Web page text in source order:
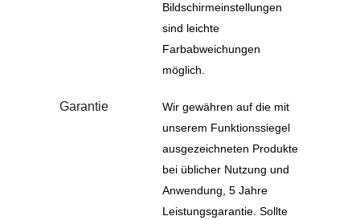
Bildschirmeinstellungen
sind leichte
Farbabweichungen
möglich.
Garantie
Wir gewähren auf die mit
unserem Funktionssiegel
ausgezeichneten Produkte
bei üblicher Nutzung und
Anwendung, 5 Jahre
Leistungsgarantie. Sollte